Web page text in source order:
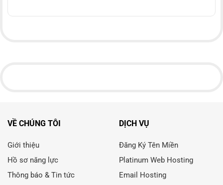
VỀ CHÚNG TÔI
Giới thiệu
Hồ sơ năng lực
Thông báo & Tin tức
DỊCH VỤ
Đăng Ký Tên Miền
Platinum Web Hosting
Email Hosting